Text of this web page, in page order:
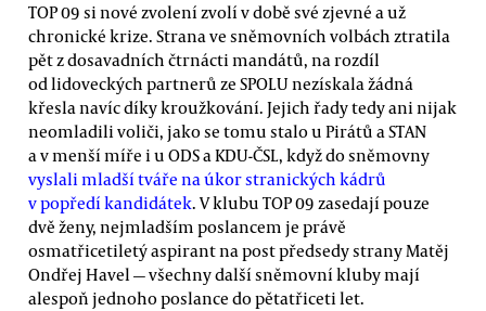
TOP 09 si nové zvolení zvolí v době své zjevné a už
chronické krize. Strana ve sněmovních volbách ztratila
pět z dosavadních čtrnácti mandátů, na rozdíl
od lidoveckých partnerů ze SPOLU nezískala žádná
křesla navíc díky kroužkování. Jejich řady tedy ani nijak
neomladili voliči, jako se tomu stalo u Pirátů a STAN
a v menší míře i u ODS a KDU-ČSL, když do sněmovny
vyslali mladší tváře na úkor stranických kádrů
v popředí kandidátek. V klubu TOP 09 zasedají pouze
dvě ženy, nejmladším poslancem je právě
osmatřicetiletý aspirant na post předsedy strany Matěj
Ondřej Havel — všechny další sněmovní kluby mají
alespoň jednoho poslance do pětatřiceti let.